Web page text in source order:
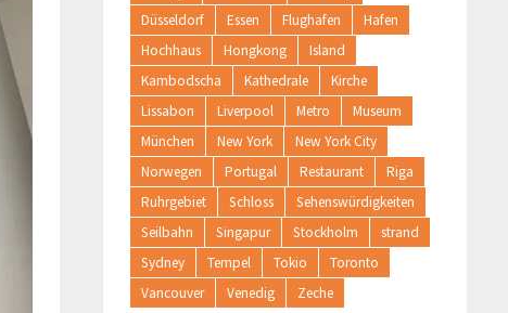
Düsseldorf
Essen Flughafen
Hafen
Hochhaus
Hongkong
Island
Kambodscha
Kathedrale
Kirche
Lissabon
Liverpool Metro
Museum
München
New York
New York City
Norwegen
Portugal Restaurant
Riga
Ruhrgebiet
Schloss
Sehenswürdigkeiten
Seilbahn
Singapur Stockholm
strand
Sydney
Tempel Tokio
Toronto
Vancouver
Venedig Zeche